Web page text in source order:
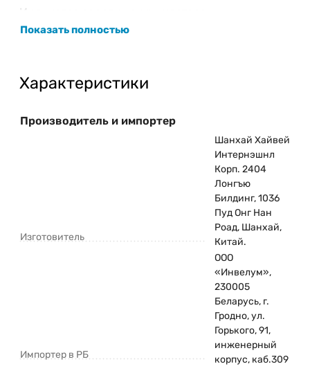
Индикатор зарядки аккумулятора.
Показать полностью
Характеристики
Производитель и импортер
Изготовитель
Шанхай Хайвей
Интернэшнл
Корп. 2404
Лонгъю
Билдинг, 1036
Пуд Онг Нан
Роад, Шанхай,
Китай.
Импортер в РБ
ООО
«Инвелум»,
230005
Беларусь, г.
Гродно, ул.
Горького, 91,
инженерный
корпус, каб.309